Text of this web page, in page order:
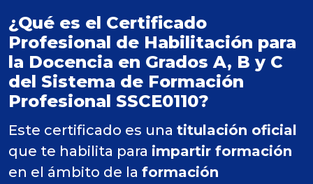
¿Qué es el Certificado
Profesional de Habilitación para
la Docencia en Grados A, B y C
del Sistema de Formación
Profesional SSCE0110?
Este certificado es una titulación oficial
que te habilita para impartir formación
en el ámbito de la formación